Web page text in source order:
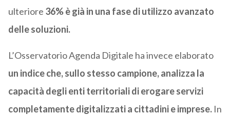
ulteriore 36% ègià in una fase di utilizzo avanzato
delle soluzioni.
L’Osservatorio Agenda Digitale ha invece elaborato
un indice che, sullo stesso campione, analizza la
capacità degli enti territoriali di erogare servizi
completamente digitalizzati a cittadini e imprese.In